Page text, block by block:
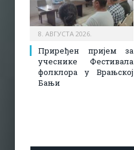
8. АВГУСТА 2026.
Приређен пријем за
учеснике Фестивала
фолклора у Врањској
Бањи